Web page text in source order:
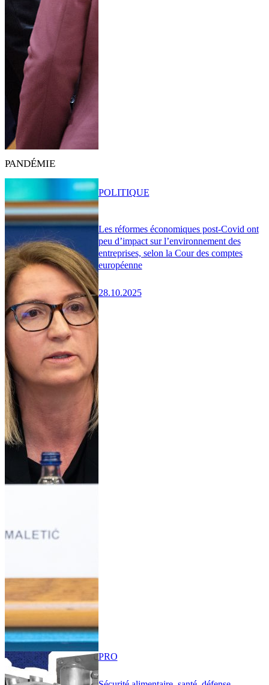
PANDÉMIE
Les réformes économiques post-Covid ont
peu d’impact sur l’environnement des
entreprises, selon la Cour des comptes
européenne
28.10.2025
POLITIQUE
PRO